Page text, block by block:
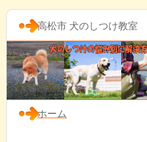
高松市 犬のしつけ教室
ホーム